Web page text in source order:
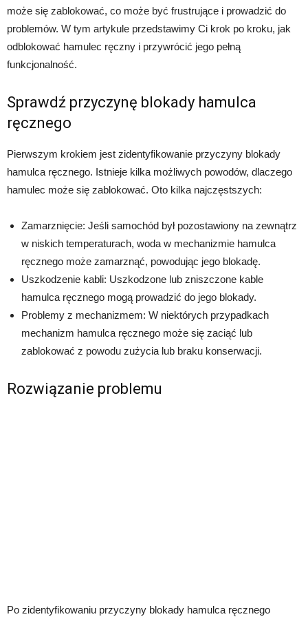
może się zablokować, co może być frustrujące i prowadzić do
problemów. W tym artykule przedstawimy Ci krok po kroku, jak
odblokować hamulec ręczny i przywrócić jego pełną
funkcjonalność.
Sprawdź przyczynę blokady hamulca
ręcznego
Pierwszym krokiem jest zidentyfikowanie przyczyny blokady
hamulca ręcznego. Istnieje kilka możliwych powodów, dlaczego
hamulec może się zablokować. Oto kilka najczęstszych:
Zamarznięcie: Jeśli samochód był pozostawiony na zewnątrz
w niskich temperaturach, woda w mechanizmie hamulca
ręcznego może zamarznąć, powodując jego blokadę.
Uszkodzenie kabli: Uszkodzone lub zniszczone kable
hamulca ręcznego mogą prowadzić do jego blokady.
Problemy z mechanizmem: W niektórych przypadkach
mechanizm hamulca ręcznego może się zaciąć lub
zablokować z powodu zużycia lub braku konserwacji.
Rozwiązanie problemu
Po zidentyfikowaniu przyczyny blokady hamulca ręcznego